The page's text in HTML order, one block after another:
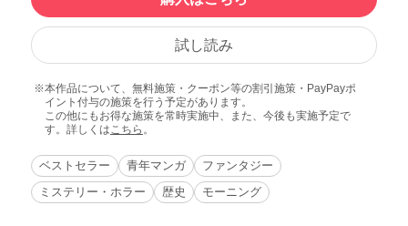
試し読み
本作品について、無料施策・クーポン等の割引施策・PayPayポ
イント付与の施策を行う予定があります。
この他にもお得な施策を常時実施中、また、今後も実施予定で
す。詳しくはこちら 。
ベストセラー 青年マンガ
ファンタジー
ミステリー・ホラー
歴史 モーニング